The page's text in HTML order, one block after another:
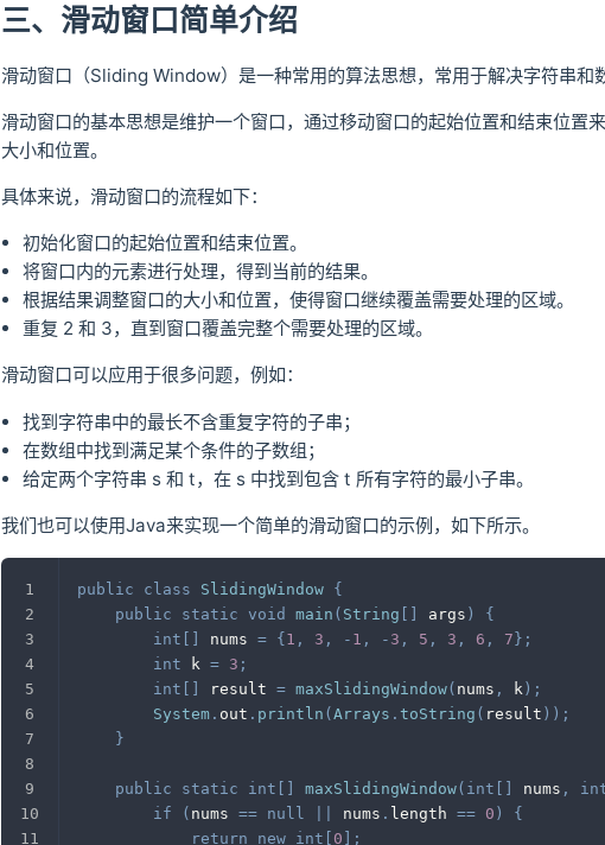
三、滑动窗口简单介绍
滑动窗口（Sliding Window）是一种常用的算法思想，常用于解决字符串和
滑动窗口的基本思想是维护一个窗口，通过移动窗口的起始位置和结束位
大小和位置。
具体来说，滑动窗口的流程如下：
初始化窗口的起始位置和结束位置。
将窗口内的元素进行处理，得到当前的结果。
根据结果调整窗口的大小和位置，使得窗口继续覆盖需要处理的区域。
重复 2 和 3，直到窗口覆盖完整个需要处理的区域。
滑动窗口可以应用于很多问题，例如：
找到字符串中的最长不含重复字符的子串；
在数组中找到满足某个条件的子数组；
给定两个字符串 s 和 t，在 s 中找到包含 t 所有字符的最小子串。
我们也可以使用Java来实现一个简单的滑动窗口的示例，如下所示。
public class SlidingWindow {
public
static void main ( String args )
{
int
nums = { 1 , 3 , - 1 , - 3 , 5 , 3 , 6 , 7 } ;
int k = 3 ;
int
result = maxSlidingWindow( nums , k ) ;
System . out . println ( Arrays . toString ( result ) ) ;
}
public static int maxSlidingWindow( int nums ,
if
( nums == null nums . length == 0 )
{
return
new int 0
;